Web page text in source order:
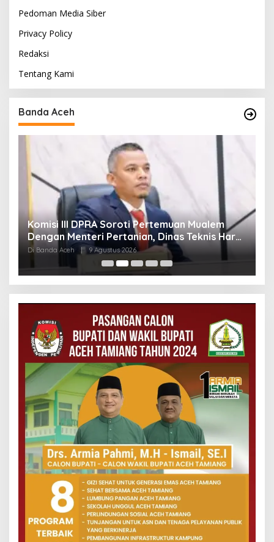
Pedoman Media Siber
Privacy Policy
Redaksi
Tentang Kami
Banda Aceh
Komisi III DPRA Soroti Pertemuan Mualem
Dengan Menteri Pertanian, Dinas Teknis Harus
Dilibatkan
Di Banda Aceh | 9 Agustus 2026